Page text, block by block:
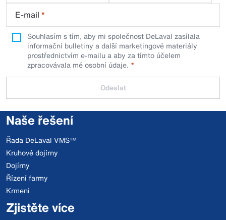
E-mail *
Souhlasím s tím, aby mi společnost DeLaval zasílala
informační bulletiny a další marketingové materiály
prostřednictvím e-mailu a aby za tímto účelem
zpracovávala mé osobní údaje.
Odeslat
Naše řešení
Řada DeLaval VMS™
Kruhové dojírny
Dojírny
Řízení farmy
Krmení
Zjistěte více